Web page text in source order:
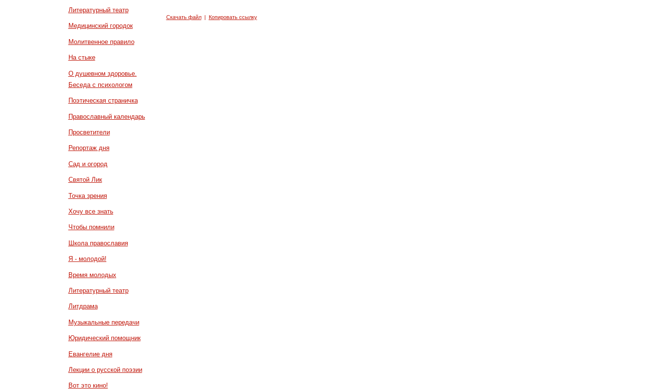
Литературный театр
Медицинский городок
Молитвенное правило
На стыке
О душевном здоровье.
Беседа с психологом
Поэтическая страничка
Православный календарь
Просветители
Репортаж дня
Сад и огород
Святой Лик
Точка зрения
Хочу все знать
Чтобы помнили
Школа православия
Я - молодой!
Время молодых
Литературный театр
Литдрама
Музыкальные передачи
Юридический помощник
Евангелие дня
Лекции о русской поэзии
Вот это кино!
Скачать файл| Копировать ссылку